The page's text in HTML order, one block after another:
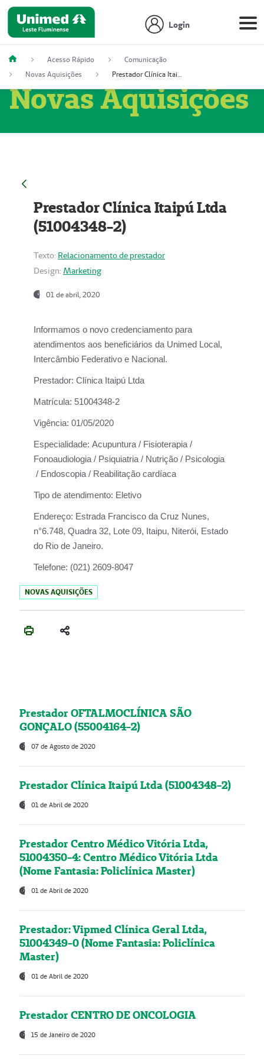
Login
Acesso Rápido
Comunicação
Novas Aquisições
Prestador Clínica Itaipú Ltda (51004348-2)
Novas Aquisições
Prestador Clínica Itaipú Ltda
(51004348-2)
Texto: Relacionamento de prestador
Design: Marketing
01 de abril, 2020
Informamos o novo credenciamento para
atendimentos aos beneficiários da Unimed Local,
Intercâmbio Federativo e Nacional.
Prestador: Clínica Itaipú Ltda
Matrícula: 51004348-2
Vigência: 01/05/2020
Especialidade: Acupuntura / Fisioterapia /
Fonoaudiologia / Psiquiatria / Nutrição / Psicologia
/ Endoscopia / Reabilitação cardíaca
Tipo de atendimento: Eletivo
Endereço: Estrada Francisco da Cruz Nunes,
n°6.748, Quadra 32, Lote 09, Itaipu, Niterói, Estado
do Rio de Janeiro.
Telefone: (021) 2609-8047
NOVAS AQUISIÇÕES
Prestador OFTALMOCLÍNICA SÃO
GONÇALO (55004164-2)
07 de Agosto de 2020
Prestador Clínica Itaipú Ltda (51004348-2)
01 de Abril de 2020
Prestador Centro Médico Vitória Ltda,
51004350-4: Centro Médico Vitória Ltda
(Nome Fantasia: Policlínica Master)
01 de Abril de 2020
Prestador: Vipmed Clínica Geral Ltda,
51004349-0 (Nome Fantasia: Policlínica
Master)
01 de Abril de 2020
Prestador CENTRO DE ONCOLOGIA
15 de Janeiro de 2020